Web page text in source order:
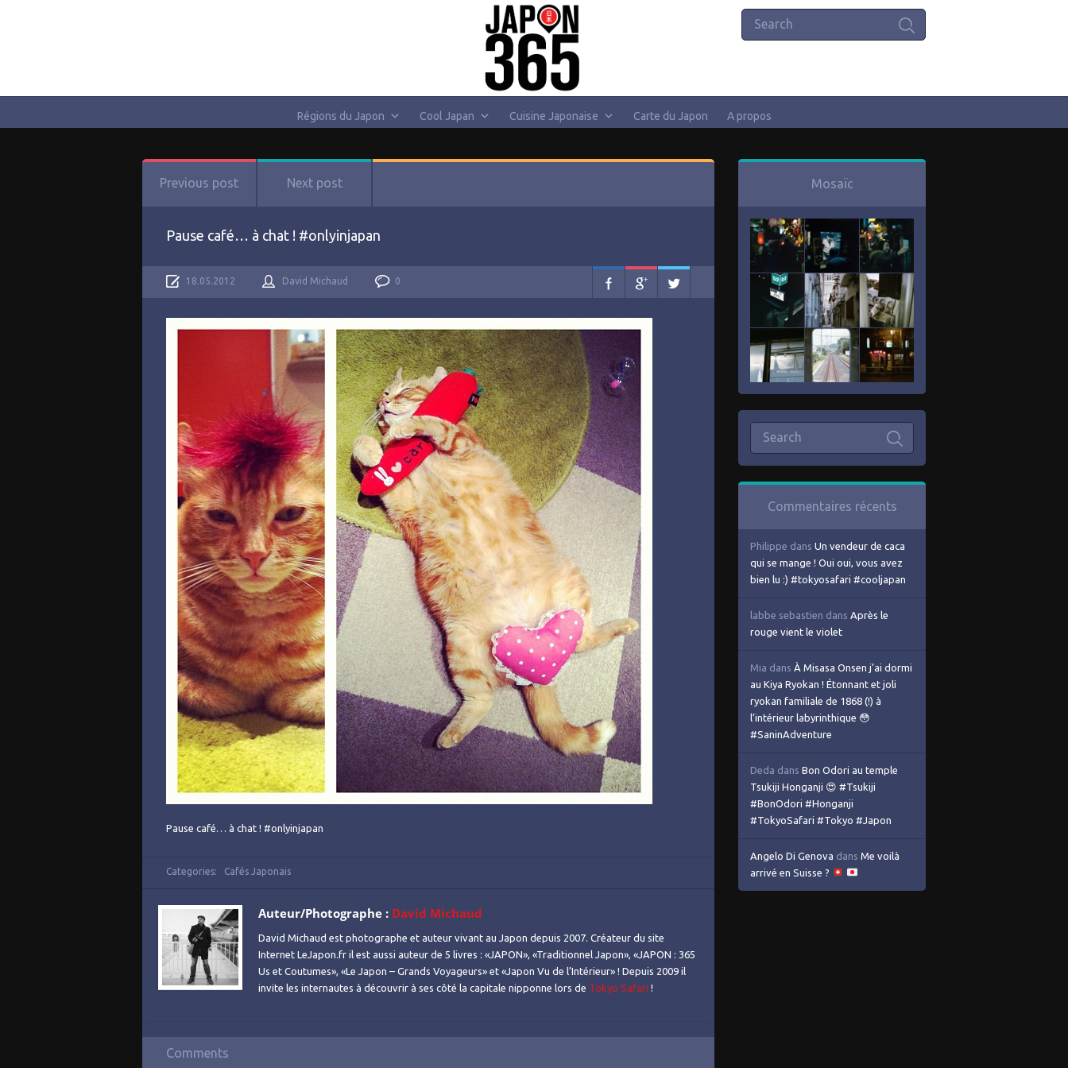
Régions du Japon Cool Japan Cuisine Japonaise Carte du Japon A propos
Previous post Next post
Pause café… à chat ! #onlyinjapan
18.05.2012 David Michaud 0
Pause café… à chat ! #onlyinjapan
Categories: Cafés Japonais
Auteur/Photographe : David Michaud
David Michaud est photographe et auteur vivant au Japon depuis 2007. Créateur du site
Internet LeJapon.fr il est aussi auteur de 5 livres : «JAPON», «Traditionnel Japon», «JAPON : 365
Us et Coutumes», «Le Japon – Grands Voyageurs» et «Japon Vu de l’Intérieur» ! Depuis 2009 il
invite les internautes à découvrir à ses côté la capitale nipponne lors de Tokyo Safari !
Comments
Mosaïc
Commentaires récents
Philippe dans Un vendeur de caca
qui se mange ! Oui oui, vous avez
bien lu :) #tokyosafari #cooljapan
labbe sebastien dans Après le
rouge vient le violet
Mia dans À Misasa Onsen j’ai dormi
au Kiya Ryokan ! Étonnant et joli
ryokan familiale de 1868 (!) à
l’intérieur labyrinthique 😳
#SaninAdventure
Deda dans Bon Odori au temple
Tsukiji Honganji 😍 #Tsukiji
#BonOdori #Honganji
#TokyoSafari #Tokyo #Japon
Angelo Di Genova dans Me voilà
arrivé en Suisse ?